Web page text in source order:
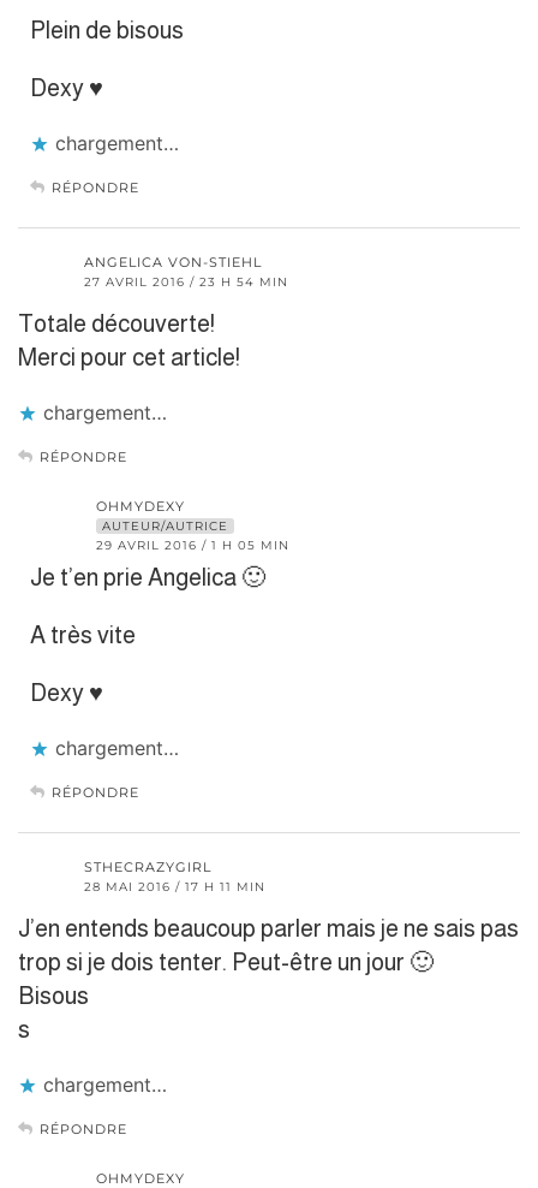
Plein de bisous
Dexy ♥︎
chargement…
RÉPONDRE
ANGELICA VON-STIEHL
27 AVRIL 2016 / 23 H 54 MIN
Totale découverte!
Merci pour cet article!
chargement…
RÉPONDRE
OHMYDEXY
AUTEUR/AUTRICE
29 AVRIL 2016 / 1 H 05 MIN
Je t’en prie Angelica 🙂
A très vite
Dexy ♥︎
chargement…
RÉPONDRE
STHECRAZYGIRL
28 MAI 2016 / 17 H 11 MIN
J’en entends beaucoup parler mais je ne sais pas
trop si je dois tenter. Peut-être un jour 🙂
Bisous
s
chargement…
RÉPONDRE
OHMYDEXY